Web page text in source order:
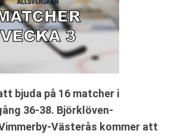
bjuda på 16 matcher i
36-38. Björklöven-
Västerås kommer att